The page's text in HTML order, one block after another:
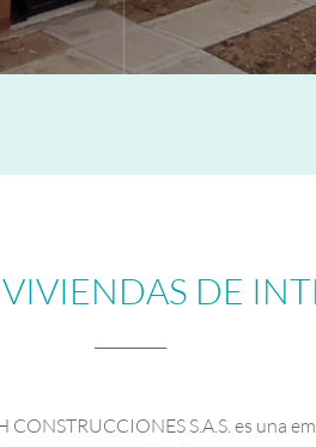
DE
S.A.S. es una